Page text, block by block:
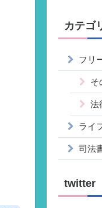
カテゴ
フリ
そ
法
ライ
司法
twitter